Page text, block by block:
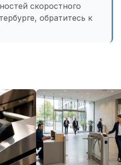
скоростного
обратитесь к